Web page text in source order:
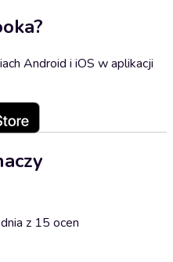
Android i iOS w aplikacji
z 15 ocen